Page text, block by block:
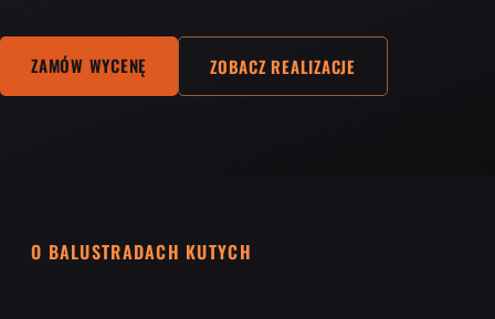
ZAMÓW WYCENĘ ZOBACZ REALIZACJE
O BALUSTRADACH KUTYCH